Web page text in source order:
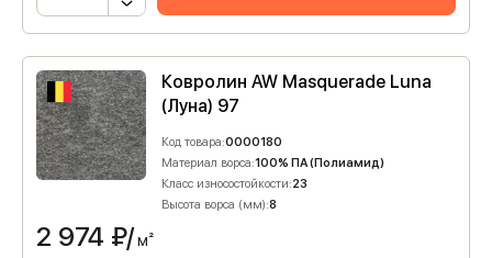
Ковролин AW Masquerade Luna
(Луна) 97
Код товара:0000180
Материал ворса:100% ПА (Полиамид)
Класс износостойкости:23
Высота ворса (мм):8
2 974 ₽/м²